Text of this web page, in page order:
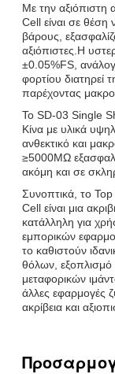
Με την
Cell είναι σε θέση
βάρους,
αξιόπιστες.Η
±0.05%FS,
φορτίου διατηρεί
παρέχοντας
Το SD-03 Single
Κίνα με υλικά
ανθεκτικό και
≥5000MΩ
ακόμη και σε
Συνοπτικά, το
Cell είναι μια
κατάλληλη για
εμπορικών
το καθιστούν
θόλων,
μεταφορικών
άλλες εφαρμογές
ακρίβεια και